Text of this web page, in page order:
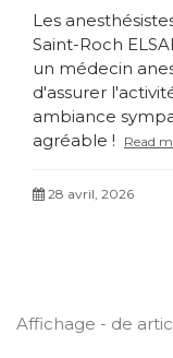
Les
Saint-Roch
un médecin
d'assurer
ambiance
agréable !
Read
28 avril, 2026
Affichage - de